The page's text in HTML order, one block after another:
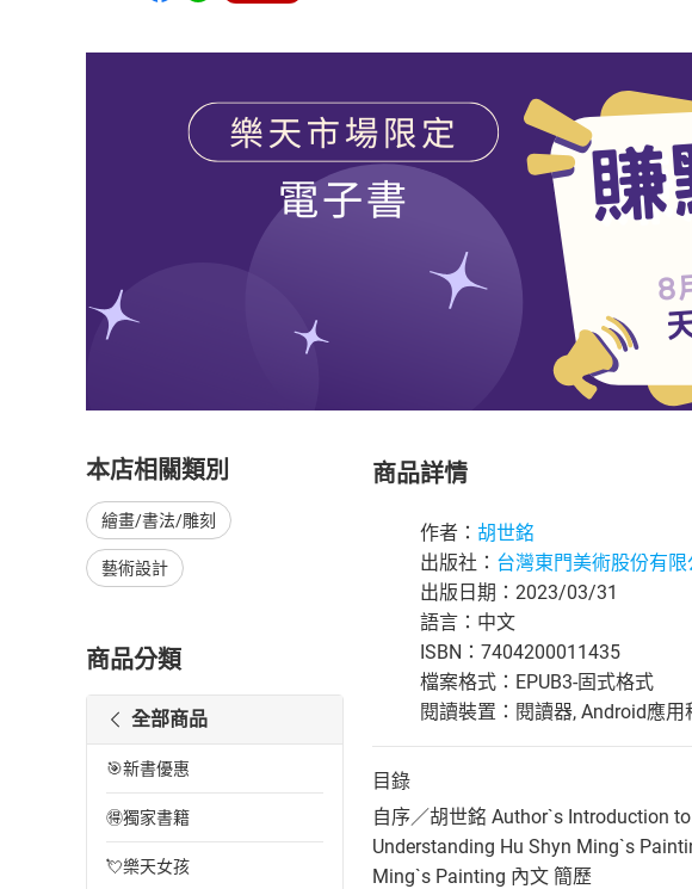
本店相關類別
繪畫/書法/雕刻
藝術設計
商品分類
全部商品
🎯新書優惠
🉐獨家書籍
💘樂天女孩
商品詳情
作者： 胡世銘
出版社： 台灣東門美術股份有限
出版日期：2023/03/31
語言：中文
ISBN：7404200011435
檔案格式：EPUB3-固式格式
閱讀裝置：閱讀器, Android應用
目錄
自序／胡世銘 Author`s Introduction
Understanding Hu Shyn Ming`s
Ming`s Painting 內文 簡歷